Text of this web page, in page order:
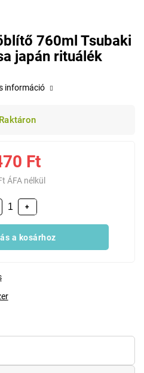
760ml Tsubaki
japán rituálék
Raktáron
Ft
ÁFA nélkül
+
a kosárhoz
információ